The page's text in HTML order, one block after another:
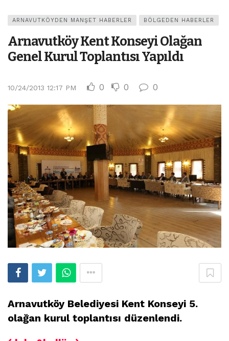
ARNAVUTKÖYDEN MANŞET HABERLER BÖLGEDEN HABERLER
Arnavutköy Kent Konseyi Olağan
Genel Kurul Toplantısı Yapıldı
10/24/2013 12:17 PM 0 0 0
Arnavutköy Belediyesi Kent Konseyi 5.
olağan kurul toplantısı düzenlendi.